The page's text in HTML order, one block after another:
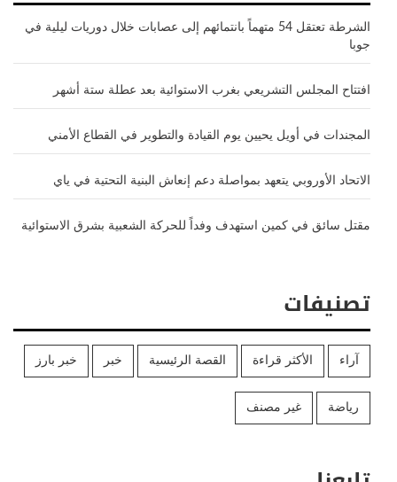
الشرطة تعتقل 54 متهماً بانتمائهم إلى عصابات خلال دوريات ليلية في
جوبا
افتتاح المجلس التشريعي بغرب الاستوائية بعد عطلة ستة أشهر
المجندات في أويل يحيين يوم القيادة والتطوير في القطاع الأمني
الاتحاد الأوروبي يتعهد بمواصلة دعم إنعاش البنية التحتية في ياي
مقتل سائق في كمين استهدف وفداً للحركة الشعبية بشرق الاستوائية
تصنيفات
آراء الأكثر قراءة القصة الرئيسية خبر خبر بارز
رياضة غير مصنف